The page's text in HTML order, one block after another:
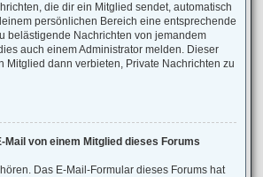
die dir ein Mitglied sendet, automatisch
persönlichen Bereich eine entsprechende
belästigende Nachrichten von jemandem
auch einem Administrator melden. Dieser
Mitglied dann verbieten, Private Nachrichten zu
Mail von einem Mitglied dieses Forums
Das E-Mail-Formular dieses Forums hat